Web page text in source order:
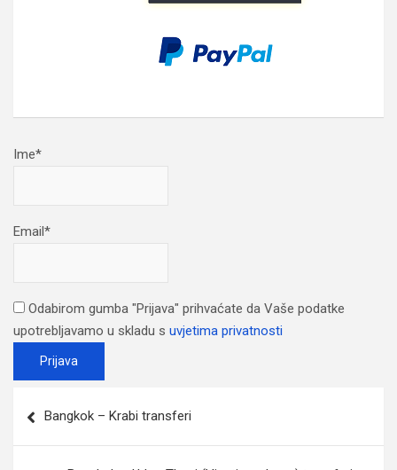
Ime*
Email*
Odabirom gumba "Prijava" prihvaćate da Vaše podatke
upotrebljavamo u skladu s uvjetima privatnosti
navigation
Bangkok – Krabi transferi